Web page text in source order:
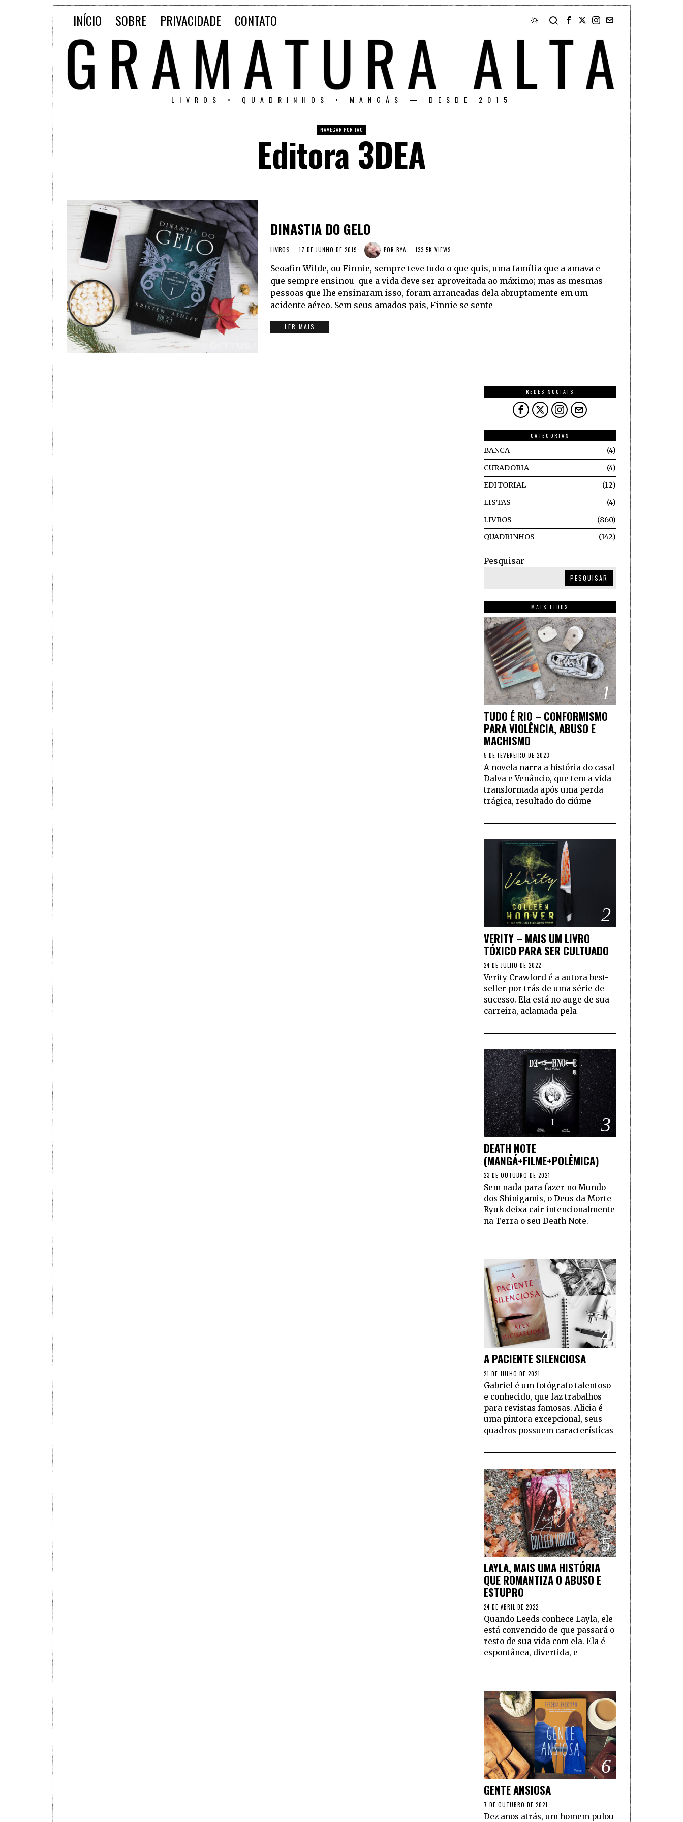
INÍCIO SOBRE PRIVACIDADE CONTATO
LIVROS • QUADRINHOS • MANGÁS — DESDE 2015
NAVEGAR POR TAG
Editora 3DEA
DINASTIA DO GELO
LIVROS 17 DE JUNHO DE 2019 POR BYA 133.5K VIEWS
Seoafin Wilde, ou Finnie, sempre teve tudo o que quis, uma família que a amava e
que sempre ensinou que a vida deve ser aproveitada ao máximo; mas as mesmas
pessoas que lhe ensinaram isso, foram arrancadas dela abruptamente em um
acidente aéreo. Sem seus amados pais, Finnie se sente
LER MAIS
REDES SOCIAIS
CATEGORIAS
BANCA
4
CURADORIA
4
EDITORIAL
12
LISTAS
4
LIVROS
860
QUADRINHOS
142
Pesquisar
PESQUISAR
MAIS LIDOS
1
TUDO É RIO – CONFORMISMO
PARA VIOLÊNCIA, ABUSO E
MACHISMO
5 DE FEVEREIRO DE 2023
A novela narra a história do casal
Dalva e Venâncio, que tem a vida
transformada após uma perda
trágica, resultado do ciúme
2
VERITY – MAIS UM LIVRO
TÓXICO PARA SER CULTUADO
24 DE JULHO DE 2022
Verity Crawford é a autora best-
seller por trás de uma série de
sucesso. Ela está no auge de sua
carreira, aclamada pela
3
DEATH NOTE
(MANGÁ+FILME+POLÊMICA)
23 DE OUTUBRO DE 2021
Sem nada para fazer no Mundo
dos Shinigamis, o Deus da Morte
Ryuk deixa cair intencionalmente
na Terra o seu Death Note.
4
A PACIENTE SILENCIOSA
21 DE JULHO DE 2021
Gabriel é um fotógrafo talentoso
e conhecido, que faz trabalhos
para revistas famosas. Alicia é
uma pintora excepcional, seus
quadros possuem características
5
LAYLA, MAIS UMA HISTÓRIA
QUE ROMANTIZA O ABUSO E
ESTUPRO
24 DE ABRIL DE 2022
Quando Leeds conhece Layla, ele
está convencido de que passará o
resto de sua vida com ela. Ela é
espontânea, divertida, e
6
GENTE ANSIOSA
7 DE OUTUBRO DE 2021
Dez anos atrás, um homem pulou